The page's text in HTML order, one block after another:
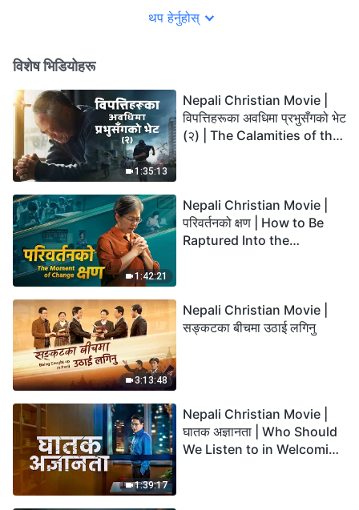
थप हेर्नुहोस्
विशेष भिडियोहरू
1:35:13
Nepali Christian Movie |
विपत्तिहरूका अवधिमा प्रभुसँगको भेट
(२) | The Calamities of the
1:42:21
Nepali Christian Movie |
परिवर्तनको क्षण | How to Be
Raptured Into the
3:13:48
Nepali Christian Movie |
सङ्कटका बीचमा उठाई लगिनु
1:39:17
Nepali Christian Movie |
घातक अज्ञानता | Who Should
We Listen to in Welcoming